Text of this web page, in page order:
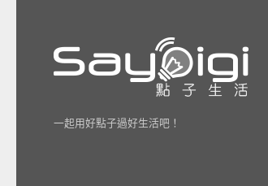
一起用好點子過好生活吧！